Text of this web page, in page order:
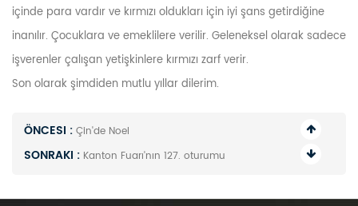
içinde para vardır ve kırmızı oldukları için iyi şans getirdiğine
inanılır. Çocuklara ve emeklilere verilir. Geleneksel olarak sadece
işverenler çalışan yetişkinlere kırmızı zarf verir.
Son olarak şimdiden mutlu yıllar dilerim.
ÖNCESI : Çin'de Noel
SONRAKI : Kanton Fuarı'nın 127. oturumu